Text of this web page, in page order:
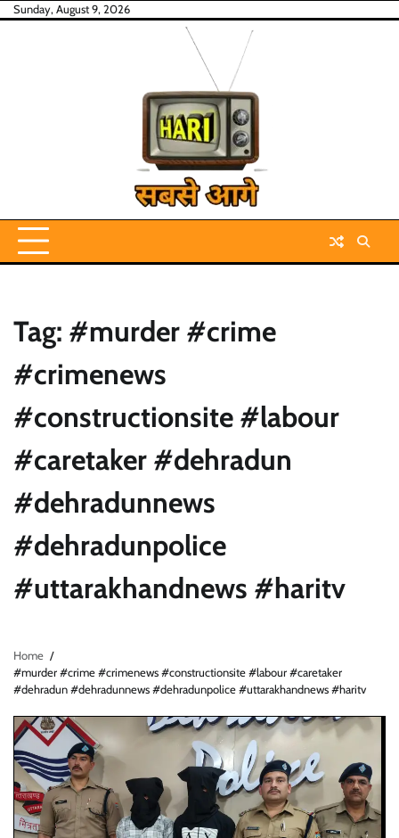
SkipSunday, August 9, 2026
Tag: #murder #crime
#crimenews
#constructionsite #labour
#caretaker #dehradun
#dehradunnews
#dehradunpolice
#uttarakhandnews #haritv
Home
#murder #crime #crimenews #constructionsite #labour #caretaker
#dehradun #dehradunnews #dehradunpolice #uttarakhandnews #haritv